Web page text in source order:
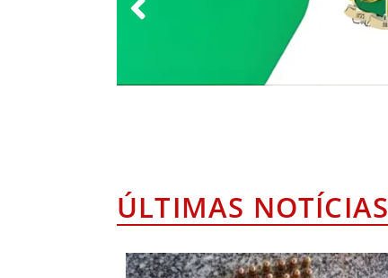
ÚLTIMAS NOTÍCIAS